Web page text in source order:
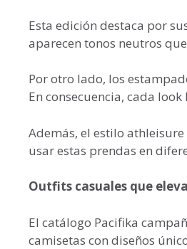
Esta edición destaca por
aparecen tonos neutros
Por otro lado, los
En consecuencia, cada
Además, el estilo
usar estas prendas en
Outfits casuales que
El catálogo Pacifika
camisetas con diseños